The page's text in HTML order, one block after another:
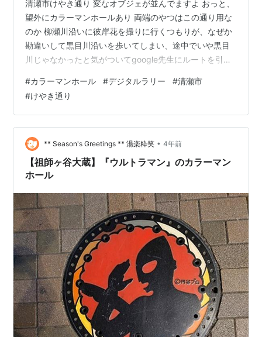
清瀬市けやき通り 変なオブジェが並んでますよ おっと、
望外にカラーマンホールあり 両端のやつはこの通り用な
のか 柳瀬川沿いに彼岸花を撮りに行くつもりが、なぜか
勘違いして黒目川沿いを歩いてしまい、途中でいや黒目
川じゃなかったと気がついてgoogle先生にルートを引い
本日の獲得ポイント6 累計300 そういえばそろそろ本家
デジタルラリーが始まりそうだな
#カラーマンホール #デジタルラリー #清瀬市
#けやき通り
** Season's Greetings ** 湯楽粋笑 • 4年前
【祖師ヶ谷大蔵】『ウルトラマン』のカラーマン
ホール